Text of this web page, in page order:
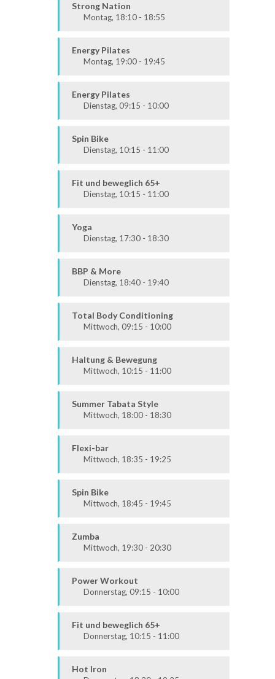
Strong Nation
Montag, 18:10 - 18:55
Mittel / Fortgeschritten
Energy Pilates
Montag, 19:00 - 19:45
Alle
Energy Pilates
Dienstag, 09:15 - 10:00
Alle
Spin Bike
Dienstag, 10:15 - 11:00
Fit und beweglich 65+
Dienstag, 10:15 - 11:00
Alle
Yoga
Dienstag, 17:30 - 18:30
Alle
BBP & More
Dienstag, 18:40 - 19:40
Alle
Total Body Conditioning
Mittwoch, 09:15 - 10:00
Alle
Haltung & Bewegung
Mittwoch, 10:15 - 11:00
Prävention
Summer Tabata Style
Mittwoch, 18:00 - 18:30
Mittel / Fortgeschritten
Flexi-bar
Mittwoch, 18:35 - 19:25
Alle
Spin Bike
Mittwoch, 18:45 - 19:45
Zumba
Mittwoch, 19:30 - 20:30
Alle
Power Workout
Donnerstag, 09:15 - 10:00
Mittelstufe
Fit und beweglich 65+
Donnerstag, 10:15 - 11:00
Alle
Hot Iron